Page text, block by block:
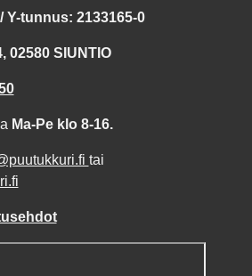
Y-tunnus: 2133165-0
02580 SIUNTIO
Ma-Pe klo 8-16.
tai